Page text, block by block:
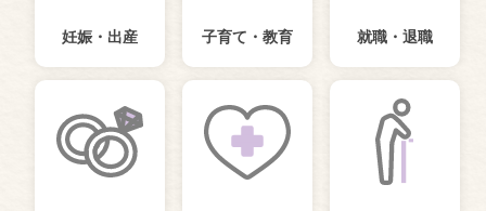
妊娠・出産 子育て・教育 就職・退職